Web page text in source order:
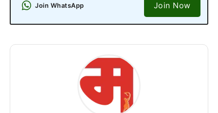
Join WhatsApp Join Now